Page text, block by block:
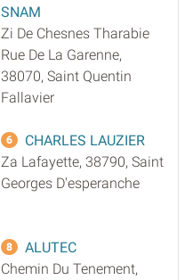
SNAM
Zi De Chesnes Tharabie
Rue De La Garenne,
38070, Saint Quentin
Fallavier
6
CHARLES LAUZIER
Za Lafayette, 38790, Saint
Georges D'esperanche
8
ALUTEC
Chemin Du Tenement,